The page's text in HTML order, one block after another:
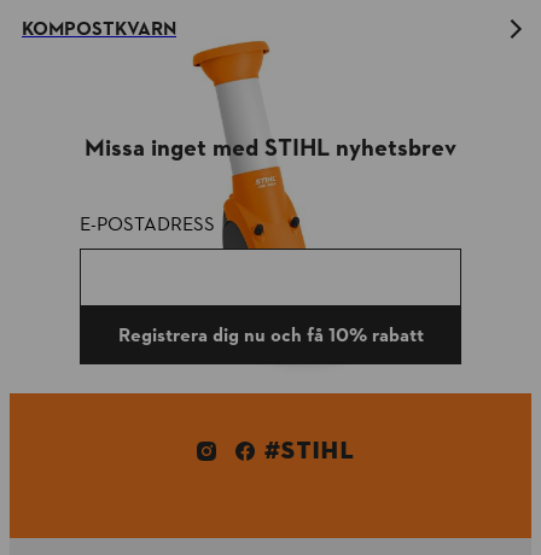
KOMPOSTKVARN
Missa inget med STIHL nyhetsbrev
E-POSTADRESS
Registrera dig nu och få 10% rabatt
#STIHL